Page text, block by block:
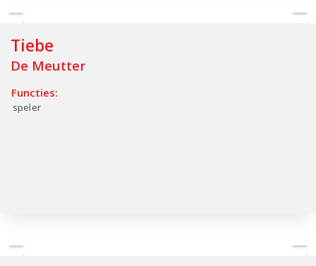
Tiebe
De Meutter
Functies:
speler